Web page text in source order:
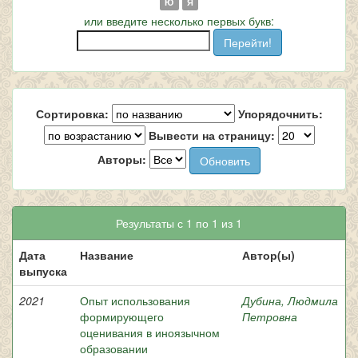
или введите несколько первых букв:
Сортировка:
Упорядочнить:
Вывести на страницу:
Авторы:
Результаты с 1 по 1 из 1
Дата
выпуска
Название Автор(ы)
2021
Опыт использования
формирующего
оценивания в иноязычном
образовании
Дубина, Людмила
Петровна